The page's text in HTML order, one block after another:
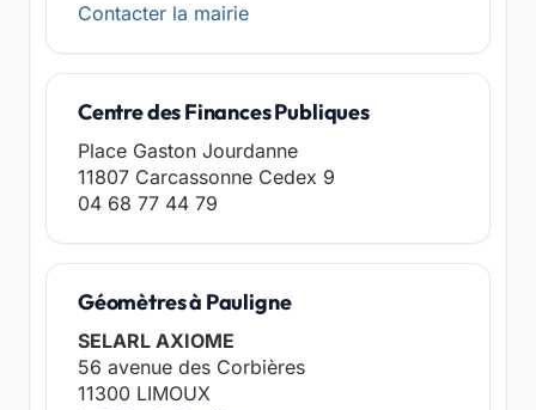
Contacter la mairie
Centre des Finances Publiques
Place Gaston Jourdanne
11807 Carcassonne Cedex 9
04 68 77 44 79
Géomètres à Pauligne
SELARL AXIOME
56 avenue des Corbières
11300 LIMOUX